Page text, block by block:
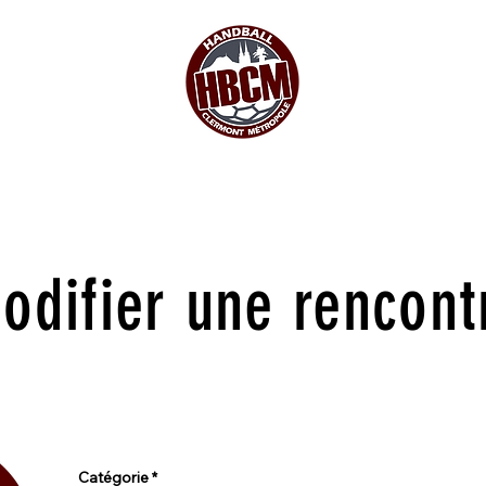
une
Catégorie